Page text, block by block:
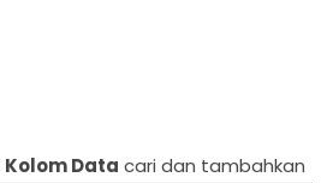
Kolom Data cari dan tambahkan